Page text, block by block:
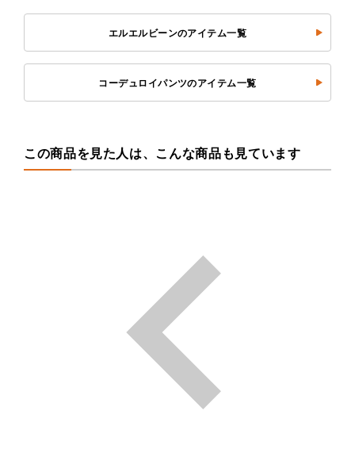
エルエルビーンのアイテム一覧
コーデュロイパンツのアイテム一覧
この商品を見た人は、こんな商品も見ています